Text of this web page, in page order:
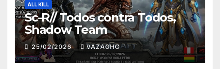
ALL KILL
Sc-R// Todos contra Todos,
Shadow Team
25/02/2026 VAZAGHO